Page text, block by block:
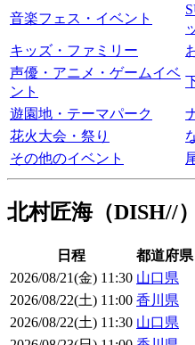
音楽フェス・イベント
キッズ・ファミリー
声優・アニメ・ゲームイベ
ント
遊園地・テーマパーク
花火大会・祭り
その他のイベント
北村匠海（DISH//
日程 都道府県
2026/08/21(金) 11:30 山口県
2026/08/22(土) 11:00 香川県
2026/08/22(土) 11:30 山口県